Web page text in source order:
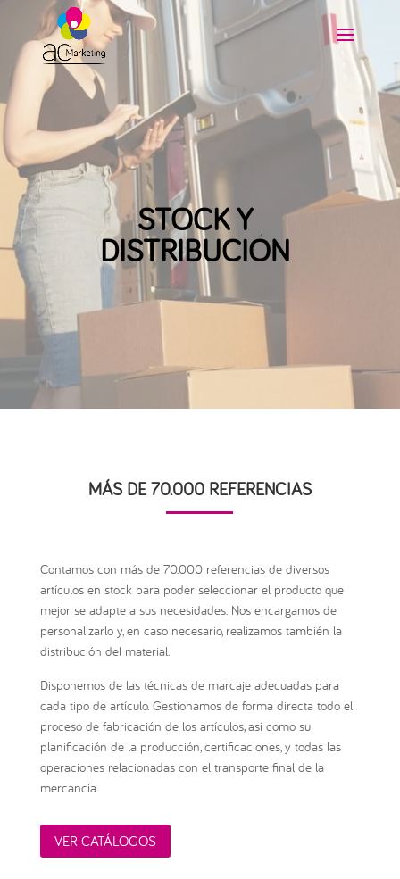
STOCK Y
DISTRIBUCIÓN
MÁS DE 70.000 REFERENCIAS
Contamos con más de 70.000 referencias de diversos
artículos en stock para poder seleccionar el producto que
mejor se adapte a sus necesidades. Nos encargamos de
personalizarlo y, en caso necesario, realizamos también la
distribución del material.
Disponemos de las técnicas de marcaje adecuadas para
cada tipo de artículo. Gestionamos de forma directa todo el
proceso de fabricación de los artículos, así como su
planificación de la producción, certificaciones, y todas las
operaciones relacionadas con el transporte final de la
mercancía.
VER CATÁLOGOS